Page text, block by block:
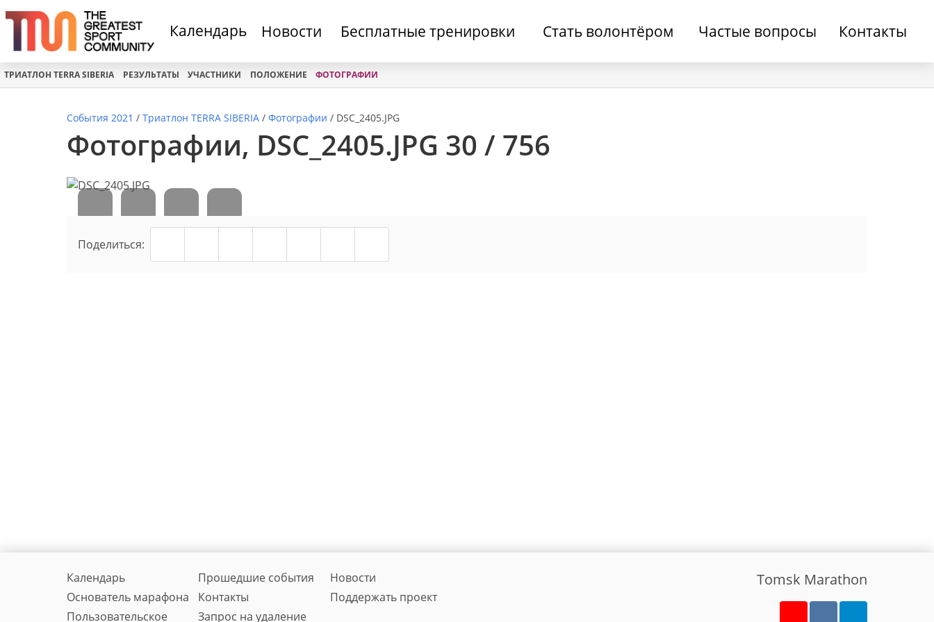
Календарь Новости Бесплатные тренировки Стать волонтёром Частые вопросы Контакты
ТРИАТЛОН TERRA SIBERIA РЕЗУЛЬТАТЫ УЧАСТНИКИ ПОЛОЖЕНИЕ ФОТОГРАФИИ
События 2021 / Триатлон TERRA SIBERIA / Фотографии / DSC_2405.JPG
Фотографии, DSC_2405.JPG 30 / 756
Поделиться:
Календарь Прошедшие события
Новости
Основатель марафона
Контакты
Поддержать проект
Пользовательское
Запрос на удаление
Tomsk Marathon